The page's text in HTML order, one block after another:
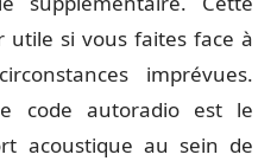
utile si vous faites face à
imprévues.
code autoradio est le
acoustique au sein de